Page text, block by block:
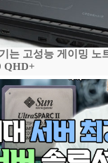
는 고성능 게이밍 노
QHD+